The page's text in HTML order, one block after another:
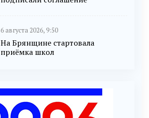
6 августа 2026, 9:50
На Брянщине стартовала
приёмка школ